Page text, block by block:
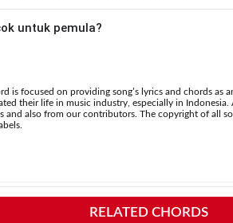
lirik sehingga kamu dapat
untuk pemula?
is focused on providing song’s lyrics and chords as
their life in music industry, especially in
and also from our contributors. The copyright of all
RELATED CHORDS